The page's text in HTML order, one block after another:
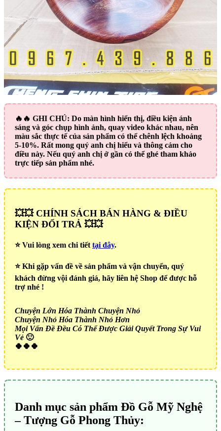
🔥🔥 GHI CHÚ: Do màn hình hiển thị, điều kiện ánh
sáng và góc chụp hình ảnh, quay video khác nhau, nên
màu sắc thực tế của sản phẩm có thể chênh lệch khoảng
5-10%. Rất mong quý anh chị hiểu và thông cảm cho
điều này. Nếu quý anh chị ở gần có thể ghé tham khảo
trực tiếp sản phẩm nhé.
💥💥 CHÍNH SÁCH BÁN HÀNG & ĐIỀU
KIỆN ĐỔI TRẢ 💥💥
⭐️ Vui lòng xem chi tiết tại đây.
⭐️ Khi gặp vấn đề về sản phẩm và vận chuyển, quý
khách đừng vội đánh giá, hãy liên hệ Shop để được hỗ
trợ nhé !
Chuyện Lớn Hóa Thành Chuyện Nhỏ
Chuyện Nhỏ Hóa Thành Nhỏ Hơn
Mọi Vấn Đề Đều Có Thể Được Giải Quyết Trong Sự Vui
Vẻ 🙂
🍀🍀🍀
Danh mục sản phẩm Đồ Gỗ Mỹ Nghệ
– Tượng Gỗ Phong Thủy: